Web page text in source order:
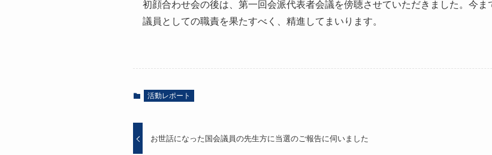
初顔合わせ会の後は、第一回会派代表者会議を傍聴させていただきました。今ま
議員としての職責を果たすべく、精進してまいります。
活動レポート
お世話になった国会議員の先生方に当選のご報告に伺いました